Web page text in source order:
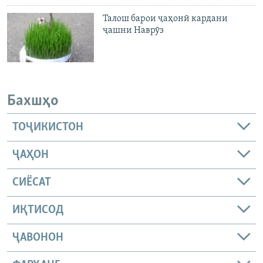
Талош барои ҷаҳонӣ кардани
ҷашни Наврӯз
Бахшҳо
ТОҶИКИСТОН
ҶАҲОН
СИЁСАТ
ИҚТИСОД
ҶАВОНОН